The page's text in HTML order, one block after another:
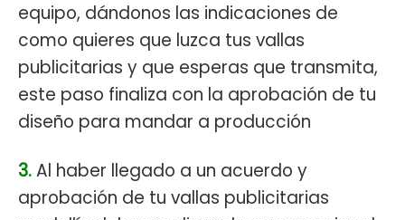
equipo, dándonos las indicaciones de
como quieres que luzca tus vallas
publicitarias y que esperas que transmita,
este paso finaliza con la aprobación de tu
diseño para mandar a producción
3.Al haber llegado a un acuerdo y
aprobación de tu vallas publicitarias